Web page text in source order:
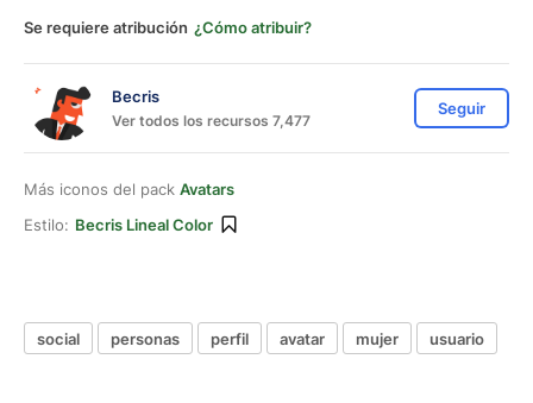
Se requiere atribución ¿Cómo atribuir?
Becris
Ver todos los recursos 7,477
Seguir
Más iconos del pack Avatars
Estilo: Becris Lineal Color
social personas perfil avatar mujer usuario